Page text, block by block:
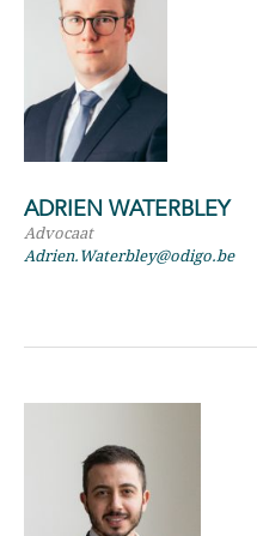
ADRIEN WATERBLEY
Advocaat
Adrien.Waterbley@odigo.be